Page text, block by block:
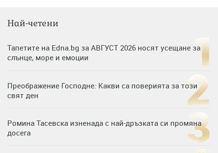
Най-четени
Тапетите на Edna.bg за АВГУСТ 2026 носят усещане за
слънце, море и емоции
Преображение Господне: Какви са поверията за този
свят ден
Ромина Тасевска изненада с най-дръзката си промяна
досега